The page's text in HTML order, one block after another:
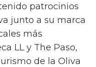
patrocinios
junto a su marca
más
LL y The Paso,
de la Oliva